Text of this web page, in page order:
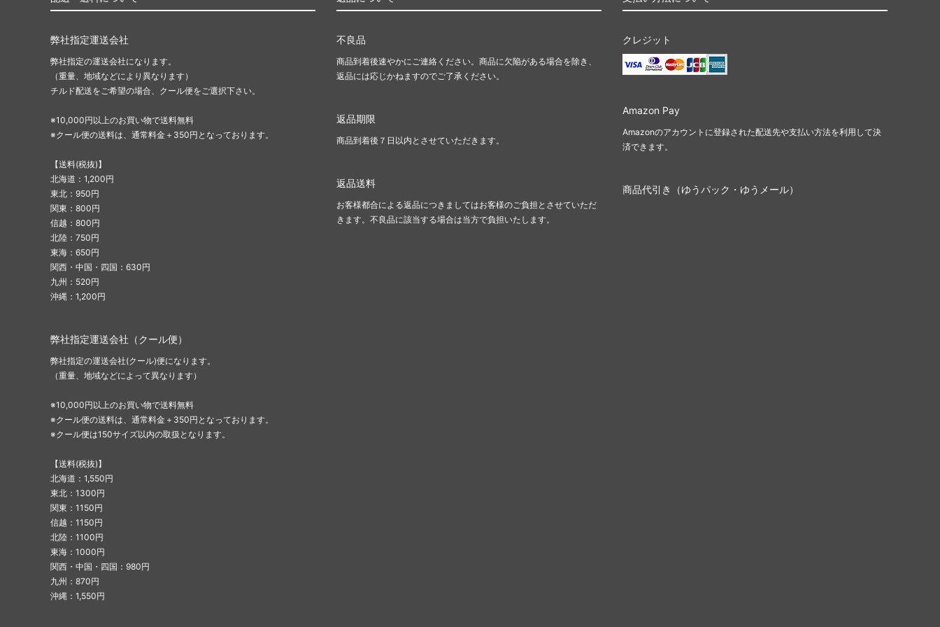
弊社指定運送会社
弊社指定の運送会社になります。
（重量、地域などにより異なります）
チルド配送をご希望の場合、クール便をご選択下さい。
※10,000円以上のお買い物で送料無料
※クール便の送料は、通常料金＋350円となっております。
【送料(税抜)】
北海道：1,200円
東北：950円
関東：800円
信越：800円
北陸：750円
東海：650円
関西・中国・四国：630円
九州：520円
沖縄：1,200円
弊社指定運送会社（クール便）
弊社指定の運送会社(クール)便になります。
（重量、地域などによって異なります）
※10,000円以上のお買い物で送料無料
※クール便の送料は、通常料金＋350円となっております。
※クール便は150サイズ以内の取扱となります。
【送料(税抜)】
北海道：1,550円
東北：1300円
関東：1150円
信越：1150円
北陸：1100円
東海：1000円
関西・中国・四国：980円
九州：870円
沖縄：1,550円
不良品
商品到着後速やかにご連絡ください。商品に欠陥がある場合を除き、
返品には応じかねますのでご了承ください。
返品期限
商品到着後７日以内とさせていただきます。
返品送料
お客様都合による返品につきましてはお客様のご負担とさせていただ
きます。不良品に該当する場合は当方で負担いたします。
クレジット
Amazon Pay
Amazonのアカウントに登録された配送先や支払い方法を利用して決
済できます。
商品代引き（ゆうパック・ゆうメール）